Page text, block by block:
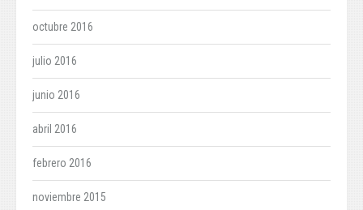
octubre 2016
julio 2016
junio 2016
abril 2016
febrero 2016
noviembre 2015